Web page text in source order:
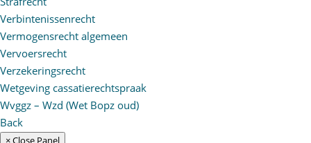
Verbintenissenrecht
Vermogensrecht algemeen
Vervoersrecht
Verzekeringsrecht
Wetgeving cassatierechtspraak
Wvggz – Wzd (Wet Bopz oud)
Back
× Close Panel